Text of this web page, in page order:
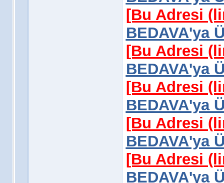
[Bu Adresi
BEDAVA'ya
[Bu Adresi
BEDAVA'ya
[Bu Adresi
BEDAVA'ya
[Bu Adresi
BEDAVA'ya
[Bu Adresi
BEDAVA'ya